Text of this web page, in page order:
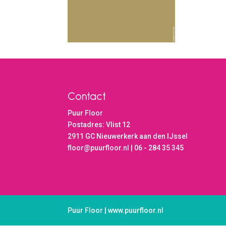
Contact
Puur Floor
Postadres: Vlist 12
2911 GC Nieuwerkerk aan den IJssel
floor@puurfloor.nl | 06 - 284 35 345
Puur Floor | www.puurfloor.nl